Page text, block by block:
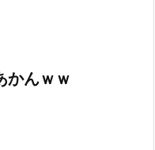
かんｗｗ